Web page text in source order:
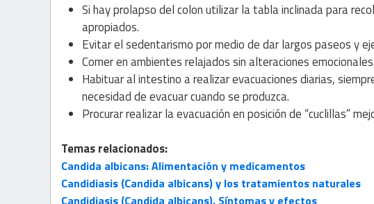
Si hay prolapso del colon utilizar la tabla inclinada para
apropiados.
Evitar el sedentarismo por medio de dar largos paseos y
Comer en ambientes relajados sin alteraciones emocionales.
Habituar al intestino a realizar evacuaciones diarias,
necesidad de evacuar cuando seproduzca.
Procurar realizar la evacuación en posición de “cuclillas”
Temas relacionados:
Candida albicans: Alimentación y medicamentos
Candidiasis (Candida albicans) y los tratamientos naturales